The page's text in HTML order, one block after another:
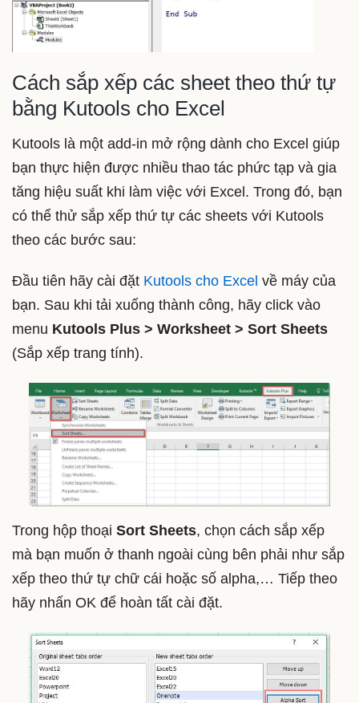
Cách sắp xếp các sheet theo thứ tự
bằng Kutools cho Excel
Kutools là một add-in mở rộng dành cho Excel giúp
bạn thực hiện được nhiều thao tác phức tạp và gia
tăng hiệu suất khi làm việc với Excel. Trong đó, bạn
có thể thử sắp xếp thứ tự các sheets với Kutools
theo các bước sau:
Đầu tiên hãy cài đặt Kutools cho Excel về máy của
bạn. Sau khi tải xuống thành công, hãy click vào
menu Kutools Plus > Worksheet > Sort Sheets
(Sắp xếp trang tính).
Trong hộp thoại Sort Sheets, chọn cách sắp xếp
mà bạn muốn ở thanh ngoài cùng bên phải như sắp
xếp theo thứ tự chữ cái hoặc số alpha,… Tiếp theo
hãy nhấn OK để hoàn tất cài đặt.